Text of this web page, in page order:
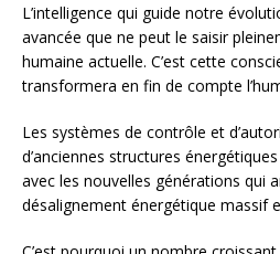
L’intelligence qui guide notre
avancée que ne peut le saisir
humaine actuelle. C’est cette
transformera en fin de compte
Les systèmes de contrôle et
d’anciennes structures
avec les nouvelles générations qui
désalignement énergétique massif